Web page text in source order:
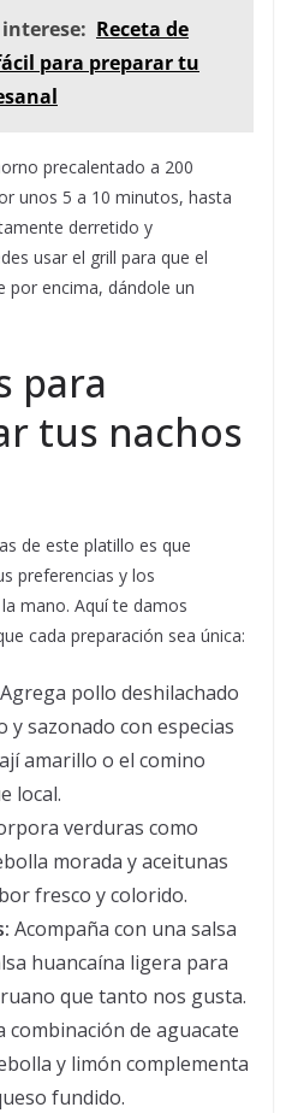
Receta de
para preparar tu
precalentado a 200
unos 5 a 10 minutos, hasta
derretido y
usar el grill para que el
por encima, dándole un
para
tus nachos
de este platillo es que
preferencias y los
mano. Aquí te damos
cada preparación sea única:
Agrega pollo deshilachado
y sazonado con especias
amarillo o el comino
local.
verduras como
morada y aceitunas
fresco y colorido.
Acompaña con una salsa
huancaína ligera para
que tanto nos gusta.
combinación de aguacate
y limón complementa
fundido.